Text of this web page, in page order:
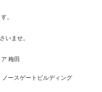
。
いませ。
梅田
ースゲートビルディング